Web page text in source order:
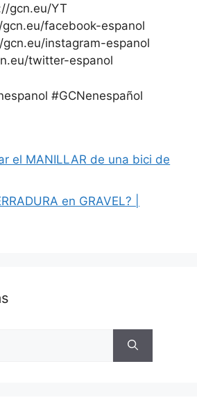
gcn.eu/YT
facebook-espanol
instagram-espanol
twitter-espanol
#GCNenespañol
el MANILLAR de una bici de
en GRAVEL? |